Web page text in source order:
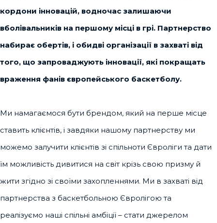
кордони інновацій, водночас залишаючи
вболівальників на першому місці в грі. Партнерство
набирає обертів, і обидві організації в захваті від
того, що запроваджують інновації, які покращать
враження фанів європейського баскетболу.
Ми намагаємося бути брендом, який на перше місце
ставить клієнтів, і завдяки нашому партнерству ми
можемо залучити клієнтів зі спільноти Євроліги та дати
їм можливість дивитися на світ крізь свою призму й
жити згідно зі своїми захопленнями. Ми в захваті від
партнерства з баскетбольною Євролігою та
реалізуємо наші спільні амбіції – стати джерелом